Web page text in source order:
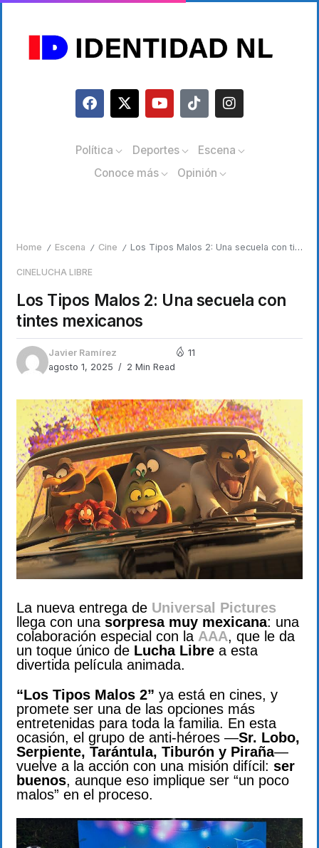
Política Deportes
Escena
Conoce más
Opinión
Home / Escena / Cine / Los Tipos Malos 2: Una secuela con tintes mexicanos
CINELUCHA LIBRE
Los Tipos Malos 2: Una secuela con
tintes mexicanos
Javier Ramírez
agosto 1, 2025
2 Min Read
11
La nueva entrega de Universal Pictures
llega con una sorpresa muy mexicana: una
colaboración especial con la AAA, que le da
un toque único de Lucha Libre a esta
divertida película animada.
“Los Tipos Malos 2” ya está en cines, y
promete ser una de las opciones más
entretenidas para toda la familia. En esta
ocasión, el grupo de anti-héroes —Sr. Lobo,
Serpiente, Tarántula, Tiburón y Piraña—
vuelve a la acción con una misión difícil: ser
buenos, aunque eso implique ser “un poco
malos” en el proceso.